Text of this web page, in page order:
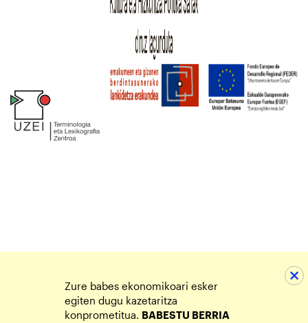
Zure babes ekonomikoari esker
egiten dugu kazetaritza
konprometitua. BABESTU BERRIA